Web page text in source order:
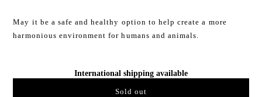
May it be a safe and healthy option to help create a more
harmonious environment for humans and animals.
International shipping available
Sold out